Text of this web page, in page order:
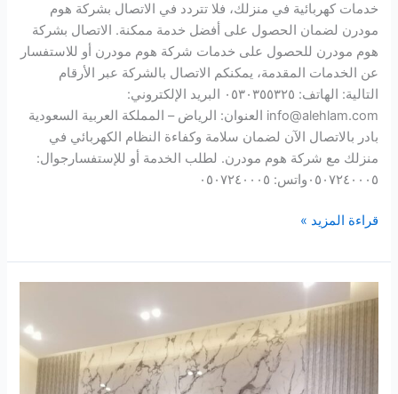
خدمات كهربائية في منزلك، فلا تتردد في الاتصال بشركة هوم
مودرن لضمان الحصول على أفضل خدمة ممكنة. الاتصال بشركة
هوم مودرن للحصول على خدمات شركة هوم مودرن أو للاستفسار
عن الخدمات المقدمة، يمكنكم الاتصال بالشركة عبر الأرقام
التالية: الهاتف: ٠٥٣٠٣٥٥٣٢٥ البريد الإلكتروني:
info@alehlam.com العنوان: الرياض – المملكة العربية السعودية
بادر بالاتصال الآن لضمان سلامة وكفاءة النظام الكهربائي في
منزلك مع شركة هوم مودرن. لطلب الخدمة أو للإستفسارجوال:
٠٥٠٧٢٤٠٠٠٥واتس: ٠٥٠٧٢٤٠٠٠٥
قراءة المزيد »
كهربائي